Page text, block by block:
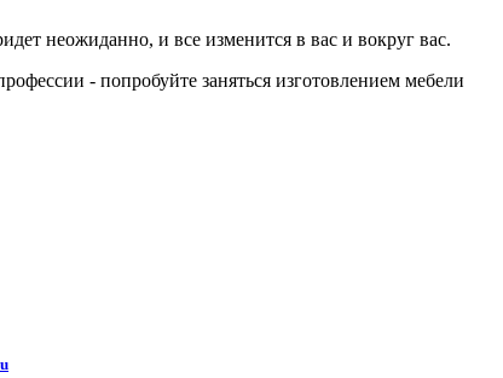
неожиданно, и все изменится в вас и вокруг вас.
- попробуйте заняться изготовлением мебели